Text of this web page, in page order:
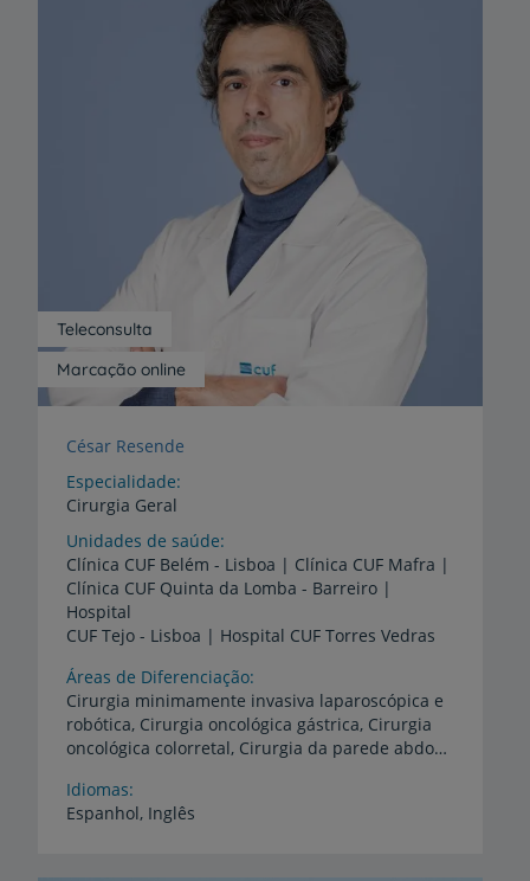
Marcação online
Teleconsulta
César Resende
Especialidade
Cirurgia Geral
Unidades de saúde
Clínica CUF Belém - Lisboa | Clínica CUF Mafra |
Clínica CUF Quinta da Lomba - Barreiro |
Hospital
CUF Tejo - Lisboa | Hospital CUF Torres Vedras
Áreas de Diferenciação
Cirurgia minimamente invasiva laparoscópica e
robótica, Cirurgia oncológica gástrica, Cirurgia
oncológica colorretal, Cirurgia da parede abdominal
Idiomas
Espanhol, Inglês